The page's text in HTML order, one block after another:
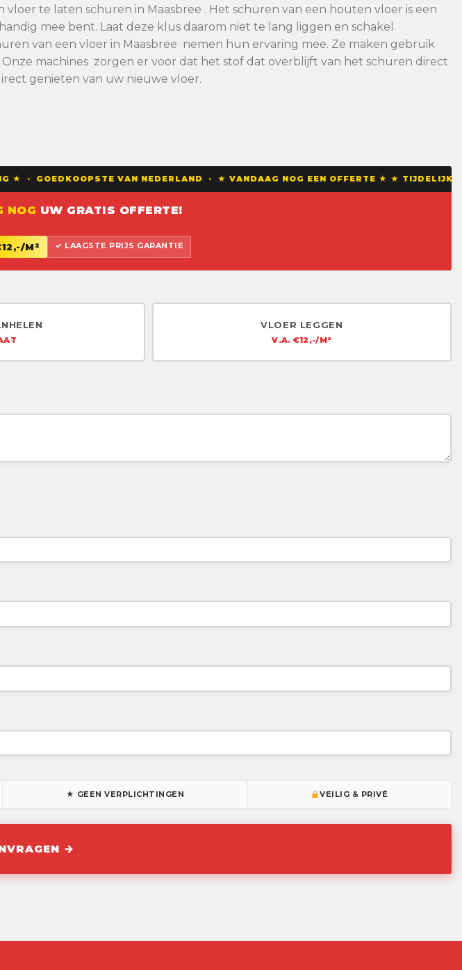
te laten schuren in Maasbree . Het schuren van een houten vloer is een
mee bent. Laat deze klus daarom niet te lang liggen en schakel
van een vloer in Maasbree nemen hun ervaring mee. Ze maken gebruik
machines zorgen er voor dat het stof dat overblijft van het schuren direct
genieten van uw nieuwe vloer.
VAN NEDERLAND · ★ VANDAAG NOG EEN OFFERTE ★ ★
NOG UW GRATIS OFFERTE!
M² ✓ LAAGSTE PRIJS GARANTIE
VLOER LEGGEN
V.A. €12,-/M²
★ GEEN VERPLICHTINGEN VEILIG & PRIVÉ